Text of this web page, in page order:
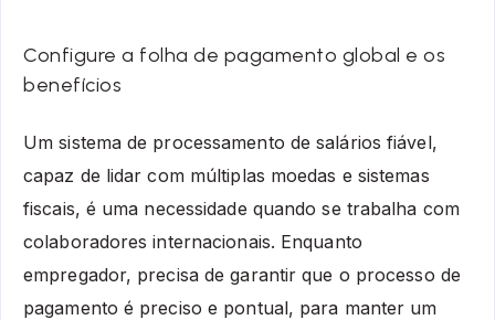
Configure a folha de pagamento global e os
benefícios
Um sistema de processamento de salários fiável,
capaz de lidar com múltiplas moedas e sistemas
fiscais, é uma necessidade quando se trabalha com
colaboradores internacionais. Enquanto
empregador, precisa de garantir que o processo de
pagamento é preciso e pontual, para manter um